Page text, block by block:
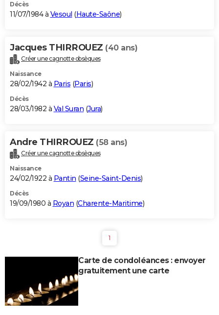
Décès
11/07/1984 à Vesoul (Haute-Saône)
Jacques THIRROUEZ (40 ans)
Créer une cagnotte obsèques
Naissance
28/02/1942 à Paris (Paris)
Décès
28/03/1982 à Val Suran (Jura)
Andre THIRROUEZ (58 ans)
Créer une cagnotte obsèques
Naissance
24/02/1922 à Pantin (Seine-Saint-Denis)
Décès
19/09/1980 à Royan (Charente-Maritime)
1
Carte de condoléances : envoyer
gratuitement une carte